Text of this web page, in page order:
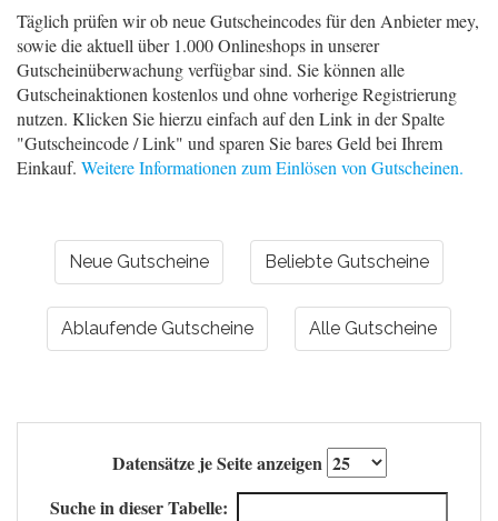
Täglich prüfen wir ob neue Gutscheincodes für den Anbieter mey,
sowie die aktuell über 1.000 Onlineshops in unserer
Gutscheinüberwachung verfügbar sind. Sie können alle
Gutscheinaktionen kostenlos und ohne vorherige Registrierung
nutzen. Klicken Sie hierzu einfach auf den Link in der Spalte
"Gutscheincode / Link" und sparen Sie bares Geld bei Ihrem
Einkauf. Weitere Informationen zum Einlösen von Gutscheinen.
Neue Gutscheine Beliebte Gutscheine
Ablaufende Gutscheine Alle Gutscheine
Datensätze je Seite anzeigen
Suche in dieser Tabelle: